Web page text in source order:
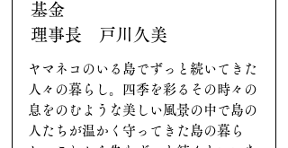
基金
理事長 戸川久美
ヤマネコのいる島でずっと続いてきた
人々の暮らし。四季を彩るその時々の
息をのむような美しい風景の中で島の
人たちが温かく守ってきた島の暮ら